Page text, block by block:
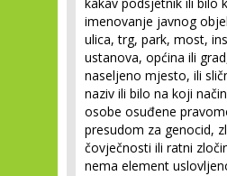
imenovanje javnog
ulica, trg, park, most,
ustanova, općina ili
naseljeno mjesto, ili
naziv ili bilo na koji
osobe osuđene
presudom za genocid,
čovječnosti ili ratni
nema element